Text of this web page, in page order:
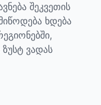
შეკვეთის
ხდება
ვადას